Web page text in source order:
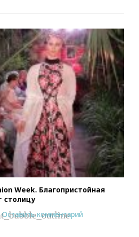
Week. Благопристойная
столицу
Оставить комментарий